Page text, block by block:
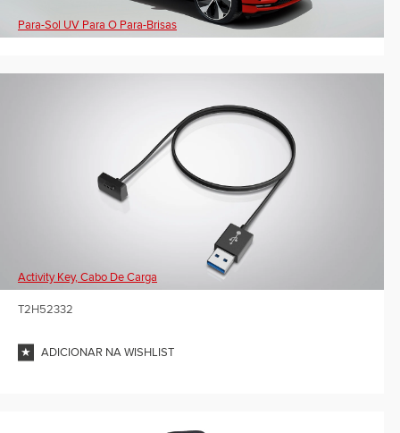
Para-Sol UV Para O Para-Brisas
Activity Key, Cabo De Carga
T2H52332
ADICIONAR NA WISHLIST